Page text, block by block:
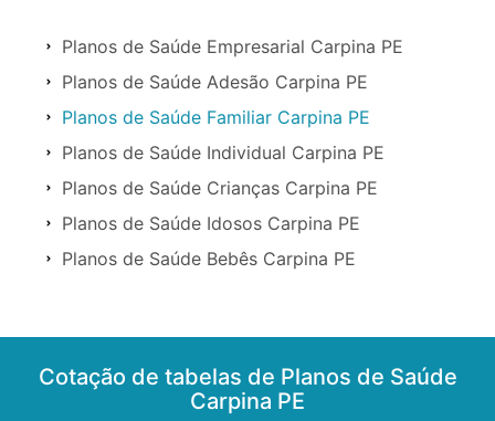
Planos de Saúde Empresarial Carpina PE
Planos de Saúde Adesão Carpina PE
Planos de Saúde Familiar Carpina PE
Planos de Saúde Individual Carpina PE
Planos de Saúde Crianças Carpina PE
Planos de Saúde Idosos Carpina PE
Planos de Saúde Bebês Carpina PE
Cotação de tabelas de Planos de Saúde
Carpina PE